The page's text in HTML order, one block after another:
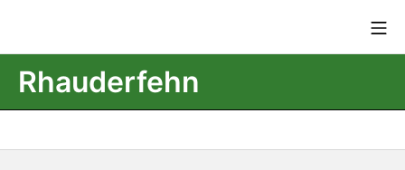
springen
Rhauderfehn